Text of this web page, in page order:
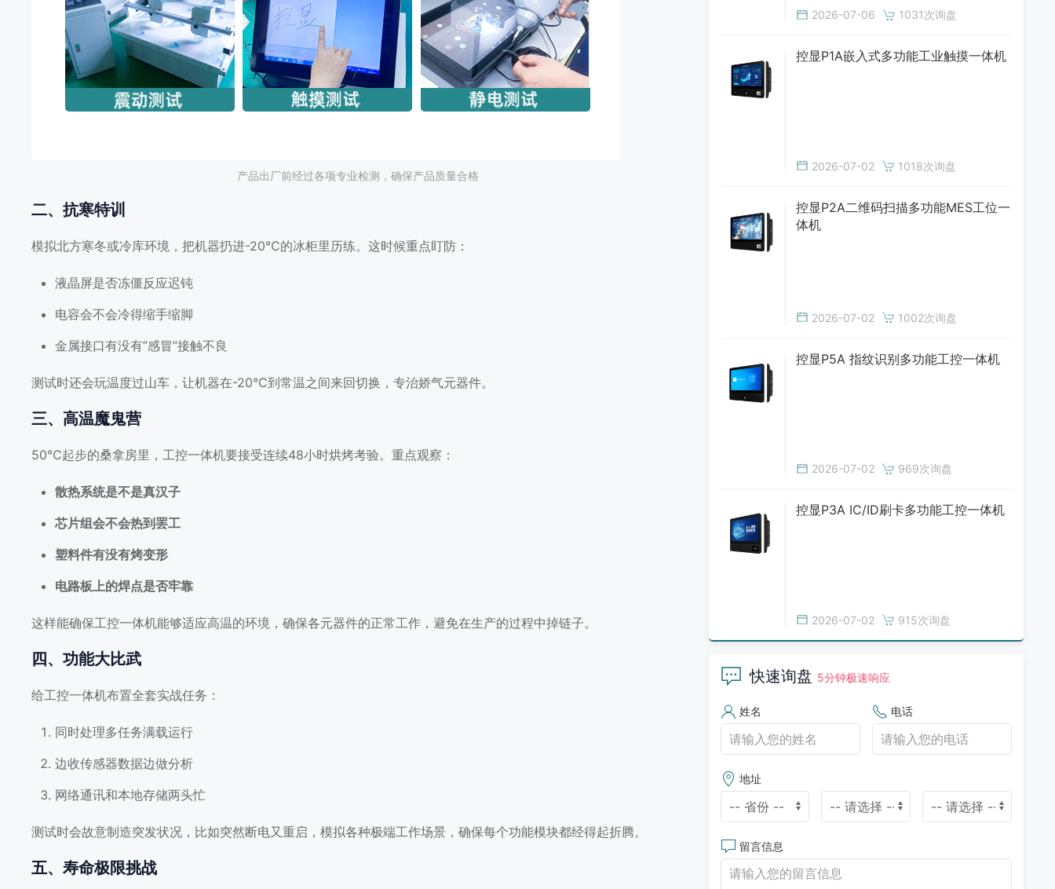
产品出厂前经过各项专业检测，确保产品质量合格
二、抗寒特训
模拟北方寒冬或冷库环境，把机器扔进-20℃的冰柜里历练。这时候重点盯防：
液晶屏是否冻僵反应迟钝
电容会不会冷得缩手缩脚
金属接口有没有”感冒”接触不良
测试时还会玩温度过山车，让机器在-20℃到常温之间来回切换，专治娇气元器件。
三、高温魔鬼营
50℃起步的桑拿房里，工控一体机要接受连续48小时烘烤考验。重点观察：
散热系统是不是真汉子
芯片组会不会热到罢工
塑料件有没有烤变形
电路板上的焊点是否牢靠
这样能确保工控一体机能够适应高温的环境，确保各元器件的正常工作，避免在生产的过程中掉链子。
四、功能大比武
给工控一体机布置全套实战任务：
同时处理多任务满载运行
边收传感器数据边做分析
网络通讯和本地存储两头忙
测试时会故意制造突发状况，比如突然断电又重启，模拟各种极端工作场景，确保每个功能模块都经得起折腾。
五、寿命极限挑战
2026-07-06 1031次询盘
控显P1A嵌入式多功能工业触摸一体机
2026-07-02 1018次询盘
控显P2A二维码扫描多功能MES工位一
体机
2026-07-02 1002次询盘
控显P5A 指纹识别多功能工控一体机
2026-07-02 969次询盘
控显P3A IC/ID刷卡多功能工控一体机
2026-07-02 915次询盘
快速询盘 5分钟极速响应
姓名 电话
地址
留言信息